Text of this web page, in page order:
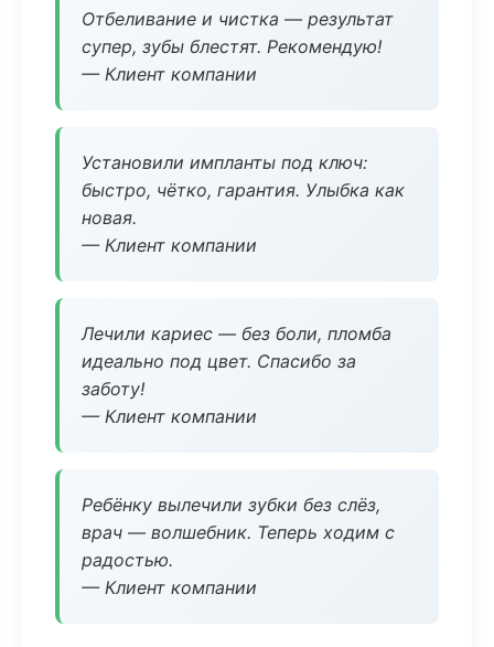
Отбеливание и чистка — результат
супер, зубы блестят. Рекомендую!
— Клиент компании
Установили импланты под ключ:
быстро, чётко, гарантия. Улыбка как
новая.
— Клиент компании
Лечили кариес — без боли, пломба
идеально под цвет. Спасибо за
заботу!
— Клиент компании
Ребёнку вылечили зубки без слёз,
врач — волшебник. Теперь ходим с
радостью.
— Клиент компании